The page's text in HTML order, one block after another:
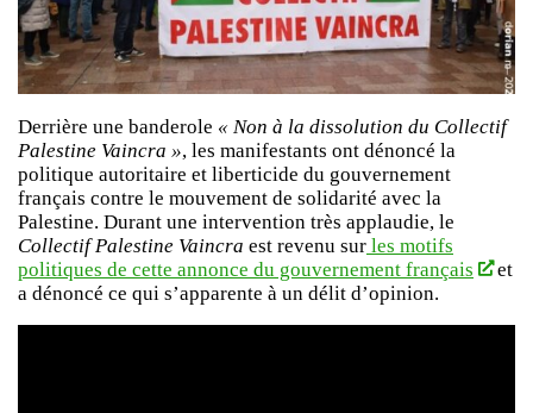
Derrière une banderole « Non à la dissolution du Collectif
Palestine Vaincra », les manifestants ont dénoncé la
politique autoritaire et liberticide du gouvernement
français contre le mouvement de solidarité avec la
Palestine. Durant une intervention très applaudie, le
Collectif Palestine Vaincra est revenu sur les motifs
politiques de cette annonce du gouvernement français
et
a dénoncé ce qui s’apparente à un délit d’opinion.